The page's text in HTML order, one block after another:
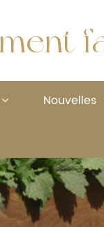
Nouvelles